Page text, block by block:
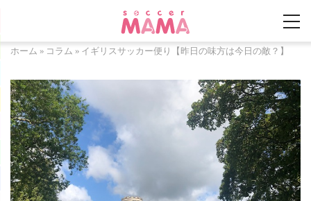
ホーム » コラム » イギリスサッカー便り【昨日の味方は今日の敵？】